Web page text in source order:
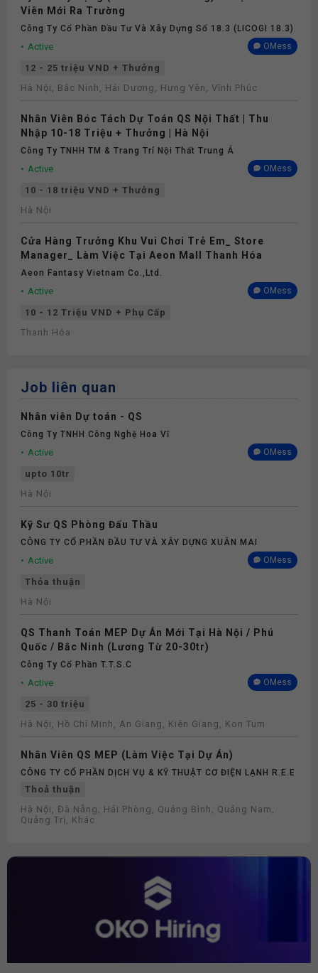
Viên Mới Ra Trường
Công Ty Cổ Phần Đầu Tư Và Xây Dựng Số 18.3 (LICOGI 18.3)
Active OMess
12 - 25 triệu VND + Thưởng
Hà Nội, Bắc Ninh, Hải Dương, Hưng Yên, Vĩnh Phúc
Nhân Viên Bóc Tách Dự Toán QS Nội Thất | Thu
Nhập 10-18 Triệu + Thưởng | Hà Nội
Công Ty TNHH TM & Trang Trí Nội Thất Trung Á
Active OMess
10 - 18 triệu VND + Thưởng
Hà Nội
Cửa Hàng Trưởng Khu Vui Chơi Trẻ Em_ Store
Manager_ Làm Việc Tại Aeon Mall Thanh Hóa
Aeon Fantasy Vietnam Co.,ltd.
Active OMess
10 - 12 Triệu VND + Phụ Cấp
Thanh Hóa
Job liên quan
Nhân viên Dự toán - QS
Công Ty TNHH Công Nghệ Hoa Vĩ
Active OMess
upto 10tr
Hà Nội
Kỹ Sư QS Phòng Đấu Thầu
CÔNG TY CỔ PHẦN ĐẦU TƯ VÀ XÂY DỰNG XUÂN MAI
Active OMess
Thỏa thuận
Hà Nội
QS Thanh Toán MEP Dự Án Mới Tại Hà Nội / Phú
Quốc / Bắc Ninh (Lương Từ 20-30tr)
Công Ty Cổ Phần T.T.S.C
Active OMess
25 - 30 triệu
Hà Nội, Hồ Chí Minh, An Giang, Kiên Giang, Kon Tum
Nhân Viên QS MEP (Làm Việc Tại Dự Án)
CÔNG TY CỔ PHẦN DỊCH VỤ & KỸ THUẬT CƠ ĐIỆN LẠNH R.E.E
Thoả thuận
Hà Nội, Đà Nẵng, Hải Phòng, Quảng Bình, Quảng Nam,
Quảng Trị, Khác